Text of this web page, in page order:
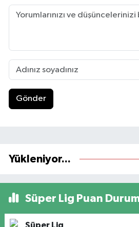
Gönder
Yükleniyor...
Süper Lig Puan
Süper Lig